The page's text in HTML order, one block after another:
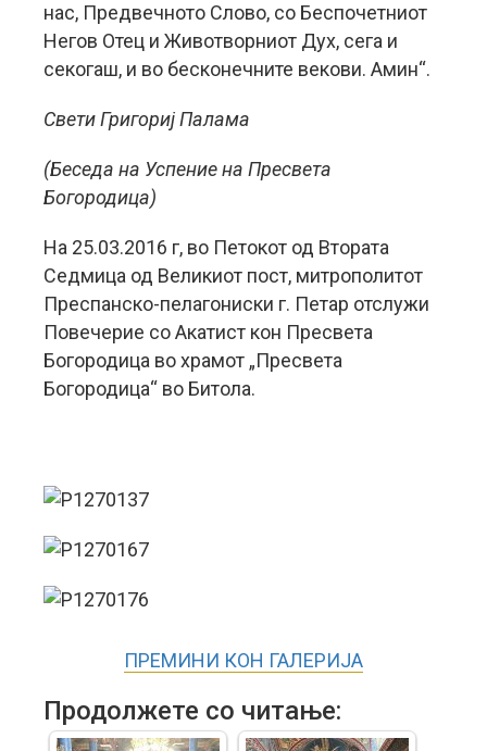
нас, Предвечното Слово, со Беспочетниот
Негов Отец и Животворниот Дух, сега и
секогаш, и во бесконечните векови. Амин“.
Свети Григориј Палама
(Беседа на Успение на Пресвета
Богородица)
На 25.03.2016 г, во Петокот од Втората
Седмица од Великиот пост, митрополитот
Преспанско-пелагониски г. Петар отслужи
Повечерие со Акатист кон Пресвета
Богородица во храмот „Пресвета
Богородица“ во Битола.
ПРЕМИНИ КОН ГАЛЕРИЈА
Продолжете со читање: